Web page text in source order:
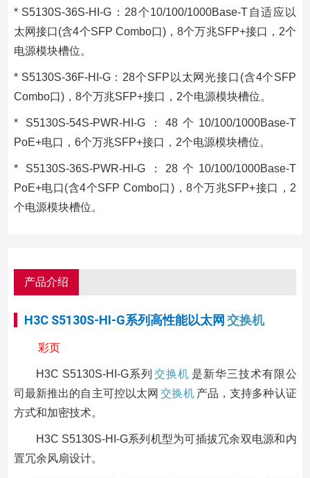
* S5130S-36S-HI-G：28个10/100/1000Base-T自适应以
太网接口(含4个SFP Combo口)，8个万兆SFP+接口，2个
电源模块槽位。
* S5130S-36F-HI-G：28个SFP以太网光接口(含4个SFP
Combo口)，8个万兆SFP+接口，2个电源模块槽位。
* S5130S-54S-PWR-HI-G：48个10/100/1000Base-T
PoE+电口，6个万兆SFP+接口，2个电源模块槽位。
* S5130S-36S-PWR-HI-G：28个10/100/1000Base-T
PoE+电口(含4个SFP Combo口)，8个万兆SFP+接口，2
个电源模块槽位。
产品介绍
H3C S5130S-HI-G系列高性能以太网 交换机
彩页
H3C S5130S-HI-G系列 交换机 是新华三技术有限公
司最新推出的自主可控以太网 交换机 产品，支持多种认证
方式和加密技术。
H3C S5130S-HI-G系列机型为可插拔冗余双电源和内
置冗余风扇设计。